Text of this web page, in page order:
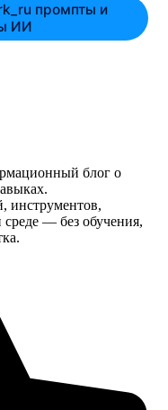
промпты и
ИИ
блог о
инструментов,
— без обучения,